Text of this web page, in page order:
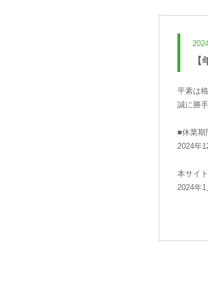
【
平素は
誠に勝
■休業期
2024年
本サイ
2024年